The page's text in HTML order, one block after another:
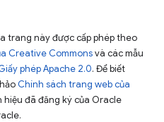
trang này được cấp phép theo
Creative Commonsvà các mẫu
phép Apache 2.0. Để biết
Chính sách trang web của
hiệu đã đăng ký của Oracle